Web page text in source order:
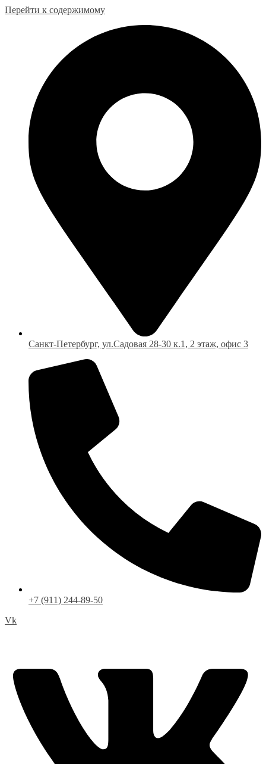
Перейти к содержимому
Санкт-Петербург, ул.Садовая 28-30 к.1, 2 этаж, офис 3
+7 (911) 244-89-50
Vk